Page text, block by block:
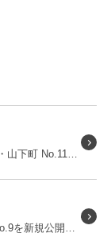
【常陸太田市／建売】ノーブルガーデン常陸太田・山下町 No.11を新規公開しました。
【阿見町／建売】ノーブルガーデンうずら野4期No.9を新規公開しました。